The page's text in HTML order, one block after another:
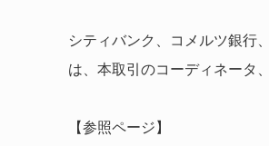
シティバンク、コメルツ銀行
は、本取引のコーディネータ
【参照ページ】